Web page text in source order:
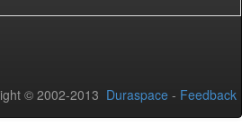
© 2002-2013 Duraspace - Feedback